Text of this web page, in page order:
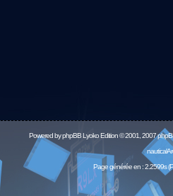
Powered byphpBBLyoko Edition © 2001, 2007
Page générée en : 2.2599s